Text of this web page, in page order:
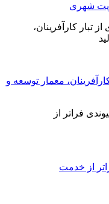
شهری
معمار توسعه و
از خدمت